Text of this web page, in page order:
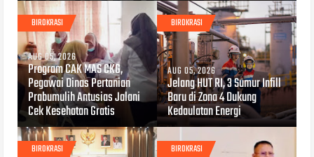
BIROKRASI
AUG 05, 2026
Program CAK MAS CKG,
Pegawai Dinas Pertanian
Prabumulih Antusias Jalani
Cek Kesehatan Gratis
BIROKRASI
AUG 05, 2026
Jelang HUT RI, 3 Sumur Infill
Baru di Zona 4 Dukung
Kedaulatan Energi
BIROKRASI BIROKRASI